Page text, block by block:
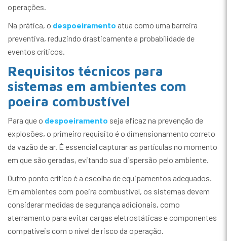
operações.
Na prática, o despoeiramento atua como uma barreira
preventiva, reduzindo drasticamente a probabilidade de
eventos críticos.
Requisitos técnicos para
sistemas em ambientes com
poeira combustível
Para que o despoeiramento seja eficaz na prevenção de
explosões, o primeiro requisito é o dimensionamento correto
da vazão de ar. É essencial capturar as partículas no momento
em que são geradas, evitando sua dispersão pelo ambiente.
Outro ponto crítico é a escolha de equipamentos adequados.
Em ambientes com poeira combustível, os sistemas devem
considerar medidas de segurança adicionais, como
aterramento para evitar cargas eletrostáticas e componentes
compatíveis com o nível de risco da operação.